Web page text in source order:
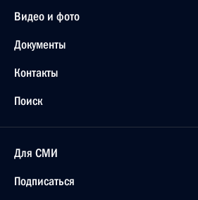
Видео и фото
Документы
Контакты
Поиск
Для СМИ
Подписаться